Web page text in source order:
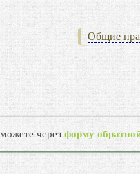
Общие
черезформу